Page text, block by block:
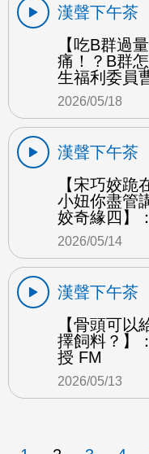
漢聲下午茶
【吃B群過
痛！？B群
生福利委員
2026/05/18
漢聲下午茶
【宋巧姣
小妞你盡管
姣奇緣四】
2026/05/14
漢聲下午茶
【骨頭可以
擇飼料？】
授 FM
2026/05/13